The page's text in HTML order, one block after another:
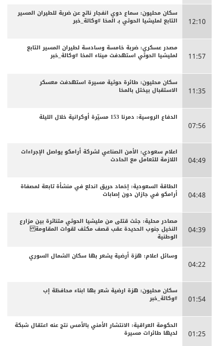
12:10
سكان محليون: سماع دوي انفجار ناتج عن ضربة للطيران المسير
التابع لمليشيا الحوثي بـ المخا #وكالة_خبر
11:57
مصدر عسكري: ضربة خامسة وسادسة لطيران المسير التابع
لمليشيا الحوثي استهدفت ميناء المخا #وكالة_خبر
11:35
سكان محليون: طائرة حوثية مسيرة استهدفت معسكر
الاستقبال بيختل بالمخا
07:56
الدفاع الروسية: دمرنا 153 مسيّرة أوكرانية خلال الليلة
04:49
اعلام سعودي: الأمن الصناعي لشركة أرامكو يواصل الإجراءات
اللازمة للتعامل مع الحادث
04:48
الطاقة السعودية: إخماد حريق اندلع في منشأة تابعة لمصفاة
أرامكو في جازان دون إصابات
04:39
مصادر محلية: جثث قتلى من مليشيا الحوثي متناثرة بين مزارع
النخيل جنوب الحديدة عقب قصف مكثف لقوات المقاومة
الوطنية
04:22
وسائل اعلام: هزة أرضية يشعر بها سكان الشمال السوري
01:54
سكان محليون: هزة ارضية شعر بها ابناء محافظة إب
#وكالة_خبر
01:25
الحكومة العراقية: الانتشار الأمني بالأمس نتج عنه اعتقال شبكة
لديها طائرات مسيرة